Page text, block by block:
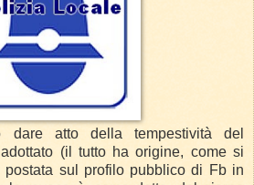
dare atto della tempestività del
(il tutto ha origine, come si
postata sul profilo pubblico di Fb in